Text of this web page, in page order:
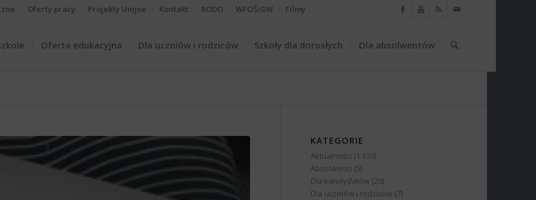
Oferty pracy Projekty Unijne Kontakt RODO WFOŚiGW Filmy
Oferta edukacyjna Dla uczniów i rodziców Szkoły dla dorosłych Dla absolwentów
KATEGORIE
Aktualności (1 330)
Absolwenci (5)
Dla kandydatów (20)
Dla uczniów i rodziców (7)